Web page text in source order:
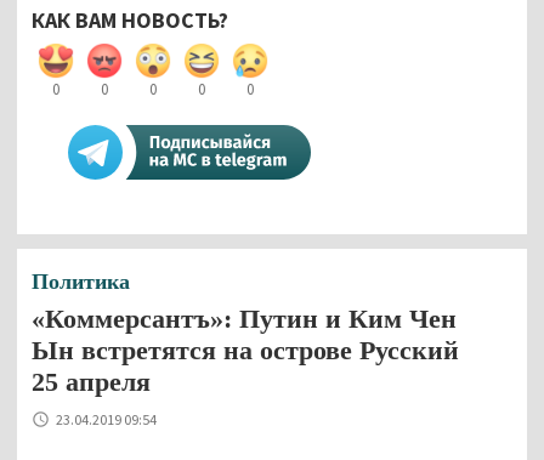
КАК ВАМ НОВОСТЬ?
0 0 0 0 0
Политика
«Коммерсантъ»: Путин и Ким Чен
Ын встретятся на острове Русский
25 апреля
23.04.2019 09:54